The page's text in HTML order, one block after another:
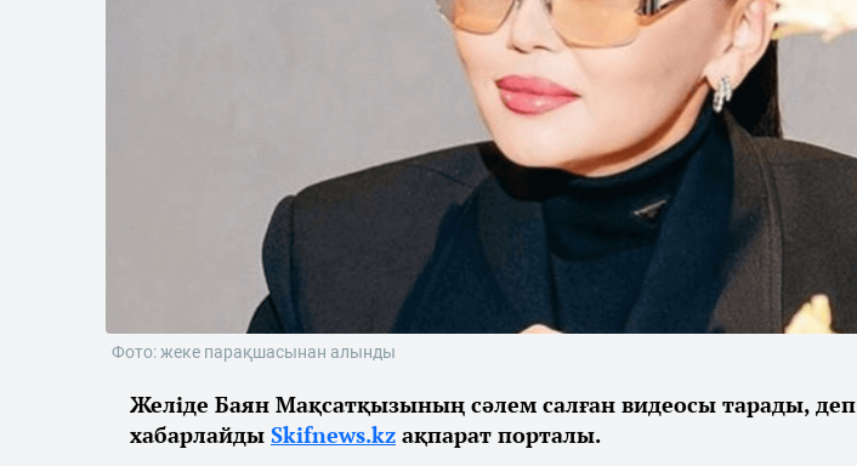
Фото: жеке парақшасынан алынды
Желіде Баян Мақсатқызының сәлем салған видеосы тарады, деп
хабарлайды Skifnews.kz ақпарат порталы.